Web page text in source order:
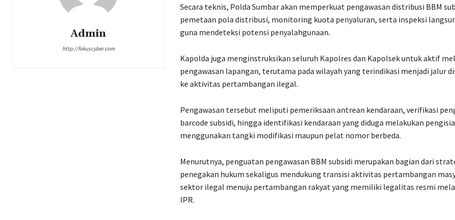
Admin
http://fokuscyber.com
Secara teknis, Polda Sumbar akan memperkuat pengawasan distribusi BBM
pemetaan pola distribusi, monitoring kuota penyaluran, serta inspeksi
guna mendeteksi potensi penyalahgunaan.
Kapolda juga menginstruksikan seluruh Kapolres dan Kapolsek untuk aktif
pengawasan lapangan, terutama pada wilayah yang terindikasi menjadi jalur
ke aktivitas pertambangan ilegal.
Pengawasan tersebut meliputi pemeriksaan antrean kendaraan, verifikasi
barcode subsidi, hingga identifikasi kendaraan yang diduga melakukan
menggunakan tangki modifikasi maupun pelat nomor berbeda.
Menurutnya, penguatan pengawasan BBM subsidi merupakan bagian dari
penegakan hukum sekaligus mendukung transisi aktivitas pertambangan
sektor ilegal menuju pertambangan rakyat yang memiliki legalitas resmi
IPR.